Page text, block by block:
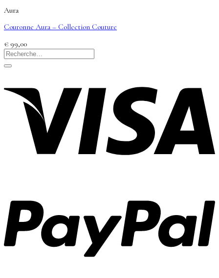
Aura
Couronne Aura – Collection Couture
€ 99,00